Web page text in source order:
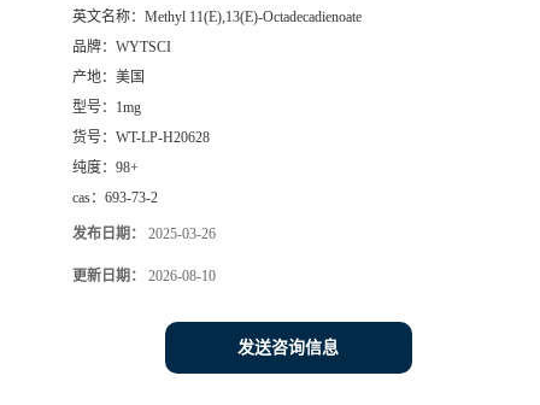
英文名称： Methyl 11(E),13(E)-Octadecadienoate
品牌： WYTSCI
产地： 美国
型号： 1mg
货号： WT-LP-H20628
纯度： 98+
cas： 693-73-2
发布日期： 2025-03-26
更新日期： 2026-08-10
发送咨询信息